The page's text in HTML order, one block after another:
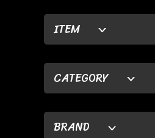
ITEM
CATEGORY
BRAND